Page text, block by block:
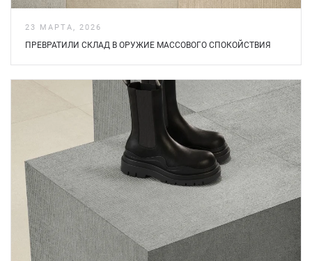
23 МАРТА, 2026
ПРЕВРАТИЛИ СКЛАД В ОРУЖИЕ МАССОВОГО СПОКОЙСТВИЯ